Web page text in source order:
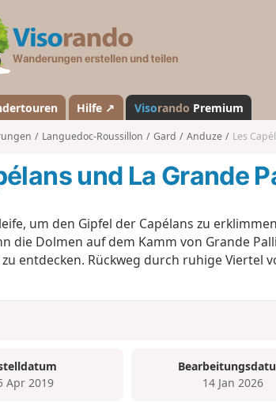
a
n
d
Hilfe ↗ Visorando Premium
Languedoc-Roussillon Gard Anduze Les
und La Grande
um den Gipfel der Capélans zu
die Dolmen auf dem Kamm von Grande
entdecken. Rückweg durch ruhige Viertel
Apr 2019
14 Jan 2026